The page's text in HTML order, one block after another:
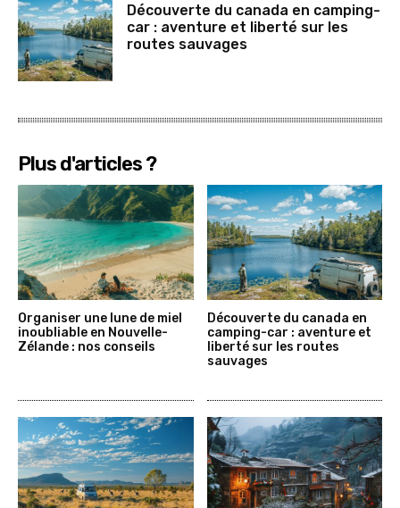
Découverte du canada en camping-
car : aventure et liberté sur les
routes sauvages
Plus d'articles ?
Organiser une lune de miel
inoubliable en Nouvelle-
Zélande : nos conseils
Découverte du canada en
camping-car : aventure et
liberté sur les routes
sauvages